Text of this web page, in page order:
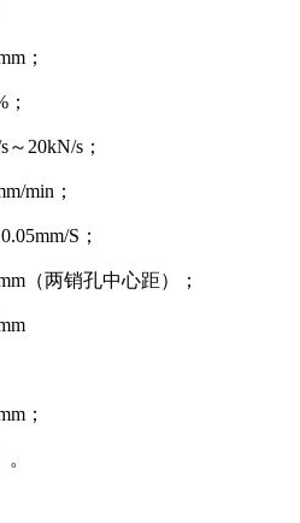
；
20kN/s；
min；
S；
（两销孔中心距）；
；